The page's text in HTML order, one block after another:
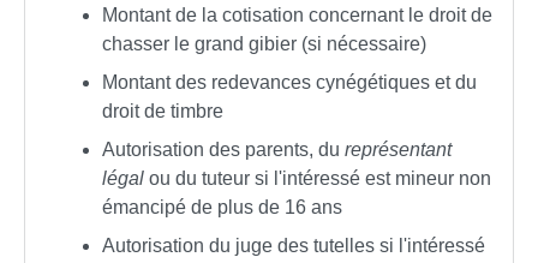
Montant de la cotisation concernant le droit de
chasser le grand gibier (si nécessaire)
Montant des redevances cynégétiques et du
droit de timbre
Autorisation des parents, du représentant
légal ou du tuteur si l'intéressé est mineur non
émancipé de plus de 16 ans
Autorisation du juge des tutelles si l'intéressé